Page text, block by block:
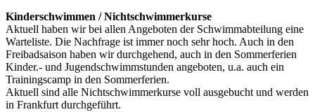
Kinderschwimmen / Nichtschwimmerkurse
Aktuell haben wir bei allen Angeboten der Schwimmabteilung eine
Warteliste. Die Nachfrage ist immer noch sehr hoch. Auch in den
Freibadsaison haben wir durchgehend, auch in den Sommerferien
Kinder.- und Jugendschwimmstunden angeboten, u.a. auch ein
Trainingscamp in den Sommerferien.
Aktuell sind alle Nichtschwimmerkurse voll ausgebucht und werden
in Frankfurt durchgeführt.